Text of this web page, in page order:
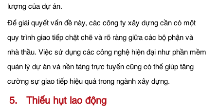
lượng của dự án.
Để giải quyết vấn đề này, các công ty xây dựng cần có một
quy trình giao tiếp chặt chẽ và rõ ràng giữa các bộ phận và
nhà thầu. Việc sử dụng các công nghệ hiện đại như phần mềm
quản lý dự án và nền tảng trực tuyến cũng có thể giúp tăng
cường sự giao tiếp hiệu quả trong ngành xây dựng.
5. Thiếu hụt lao động